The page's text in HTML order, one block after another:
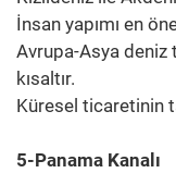
İnsan yapımı en
Avrupa-Asya deniz
kısaltır.
Küresel ticaretinin
5-Panama Kanalı